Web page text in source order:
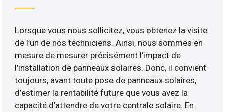
Lorsque vous nous sollicitez, vous obtenez la visite
de l’un de nos techniciens. Ainsi, nous sommes en
mesure de mesurer précisément l’impact de
l’installation de panneaux solaires. Donc, il convient
toujours, avant toute pose de panneaux solaires,
d’estimer la rentabilité future que vous avez la
capacité d’attendre de votre centrale solaire. En